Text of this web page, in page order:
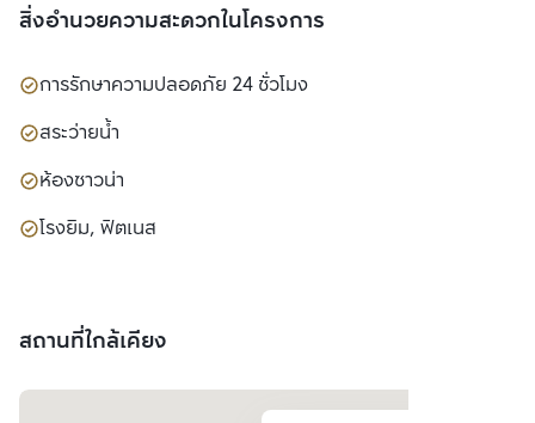
สิ่งอำนวยความสะดวกในโครงการ
การรักษาความปลอดภัย 24 ชั่วโมง
สระว่ายน้ำ
ห้องซาวน่า
โรงยิม, ฟิตเนส
สถานที่ใกล้เคียง